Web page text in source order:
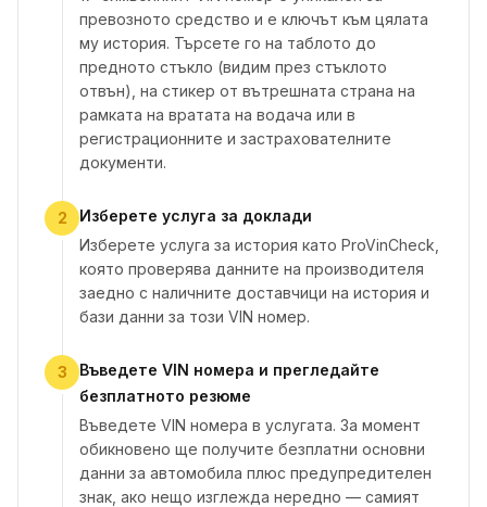
превозното средство и е ключът към цялата
му история. Търсете го на таблото до
предното стъкло (видим през стъклото
отвън), на стикер от вътрешната страна на
рамката на вратата на водача или в
регистрационните и застрахователните
документи.
2
Изберете услуга за доклади
Изберете услуга за история като ProVinCheck,
която проверява данните на производителя
заедно с наличните доставчици на история и
бази данни за този VIN номер.
3
Въведете VIN номера и прегледайте
безплатното резюме
Въведете VIN номера в услугата. За момент
обикновено ще получите безплатни основни
данни за автомобила плюс предупредителен
знак, ако нещо изглежда нередно — самият